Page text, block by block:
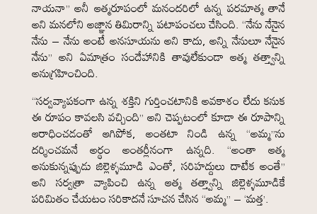
నాయనా” అనీ ఆత్మరూపంలో మనందరిలో ఉన్న పరమాత్మ తానే
అని మనలోని అజ్ఞాన తిమిరాన్ని పటాపంచలు చేసింది. “నేను నేనైన
నేను – నేను అంటే అనసూయను అని కాదు, అన్ని నేనులూ నేనైన
నేను” అని ఏమాత్రం సందేహానికి తావులేకుండా ఆత్మ తత్త్వాన్ని
అనుగ్రహించింది.
“సర్వవ్యాపకంగా ఉన్న శక్తిని గుర్తించటానికి అవకాశం లేదు కనుక
ఈ రూపం కావలసి వచ్చింది” అని చెప్పటంలో కూడా ఈ రూపాన్ని
ఆరాధించడంతో ఆగిపోక, అంతటా నిండి ఉన్న “అమ్మ”ను
దర్శించమనే అర్థం అంతర్లీనంగా ఉన్నది. “అంతా ఆత్మ
అనుకున్నప్పుడు జిల్లెళ్ళమూడి ఎంతో, సరిహద్దులు దాటేక అంతే”
అని సర్వత్రా వ్యాపించి ఉన్న ఆత్మ తత్త్వాన్ని జిల్లెళ్ళమూడికే
పరిమితం చేయటం సరికాదనే సూచన చేసిన “అమ్మ” – ‘మత్త’.